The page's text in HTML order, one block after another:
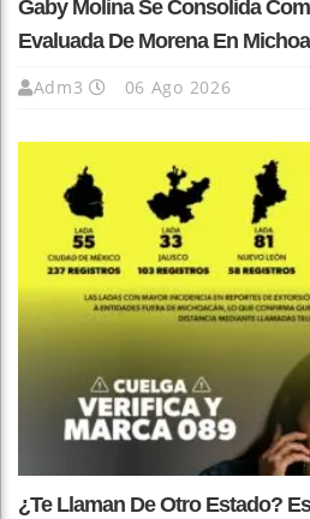
Gaby Molina Se Consolida
Evaluada De Morena En
Adm3 06 Ago 2026
¿Te Llaman De Otro Estado?